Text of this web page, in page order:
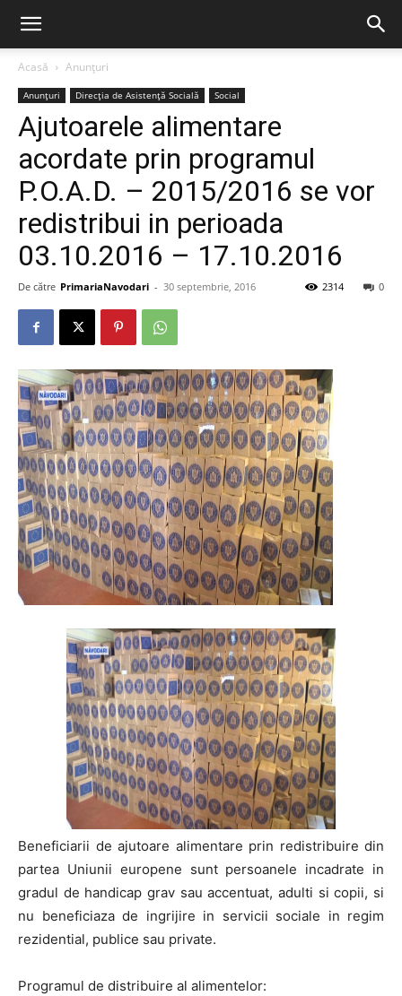
Acasă Anunțuri
Anunțuri Direcția de Asistență Socială Social
Ajutoarele alimentare
acordate prin programul
P.O.A.D. – 2015/2016 se vor
redistribui in perioada
03.10.2016 – 17.10.2016
De către PrimariaNavodari - 30 septembrie, 2016 0
2314
Beneficiarii de ajutoare alimentare prin redistribuire din
partea Uniunii europene sunt persoanele incadrate in
gradul de handicap grav sau accentuat, adulti si copii, si
nu beneficiaza de ingrijire in servicii sociale in regim
rezidential, publice sau private.
Programul de distribuire al alimentelor: